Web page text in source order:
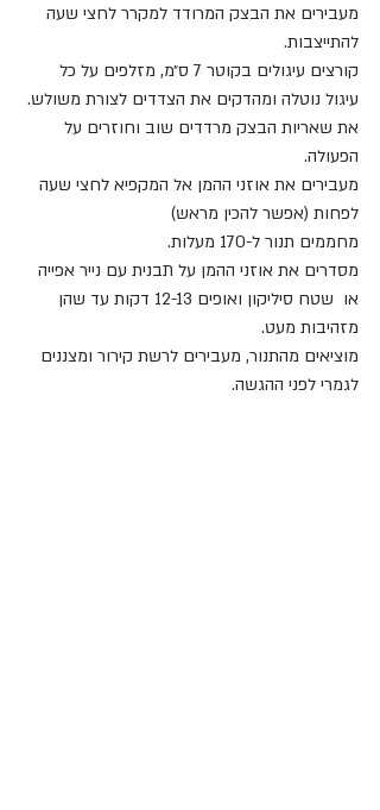
מעבירים את הבצק המרודד למקרר לחצי שעה
להתייצבות.
קורצים עיגולים בקוטר 7 ס״מ, מזלפים על כל
עיגול נוטלה ומהדקים את הצדדים לצורת משולש.
את שאריות הבצק מרדדים שוב וחוזרים על
הפעולה.
מעבירים את אוזני ההמן אל המקפיא לחצי שעה
לפחות (אפשר להכין מראש)
מחממים תנור ל-170 מעלות.
מסדרים את אוזני ההמן על תבנית עם נייר אפייה
או  שטח סיליקון ואופים 12-13 דקות עד שהן
מזהיבות מעט.
מוציאים מהתנור, מעבירים לרשת קירור ומצננים
לגמרי לפני ההגשה.